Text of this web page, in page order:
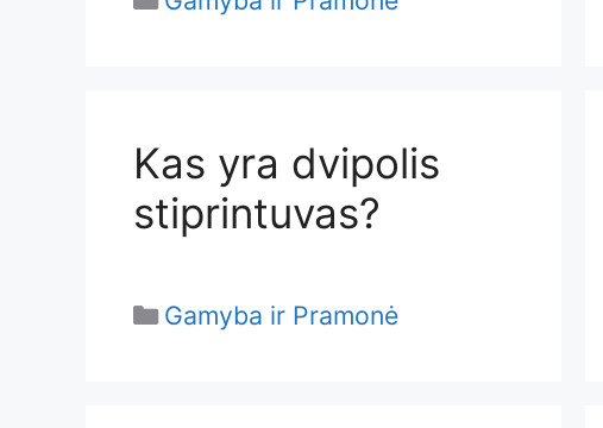
Kas yra dvipolis
stiprintuvas?
Categories
Gamyba ir Pramonė